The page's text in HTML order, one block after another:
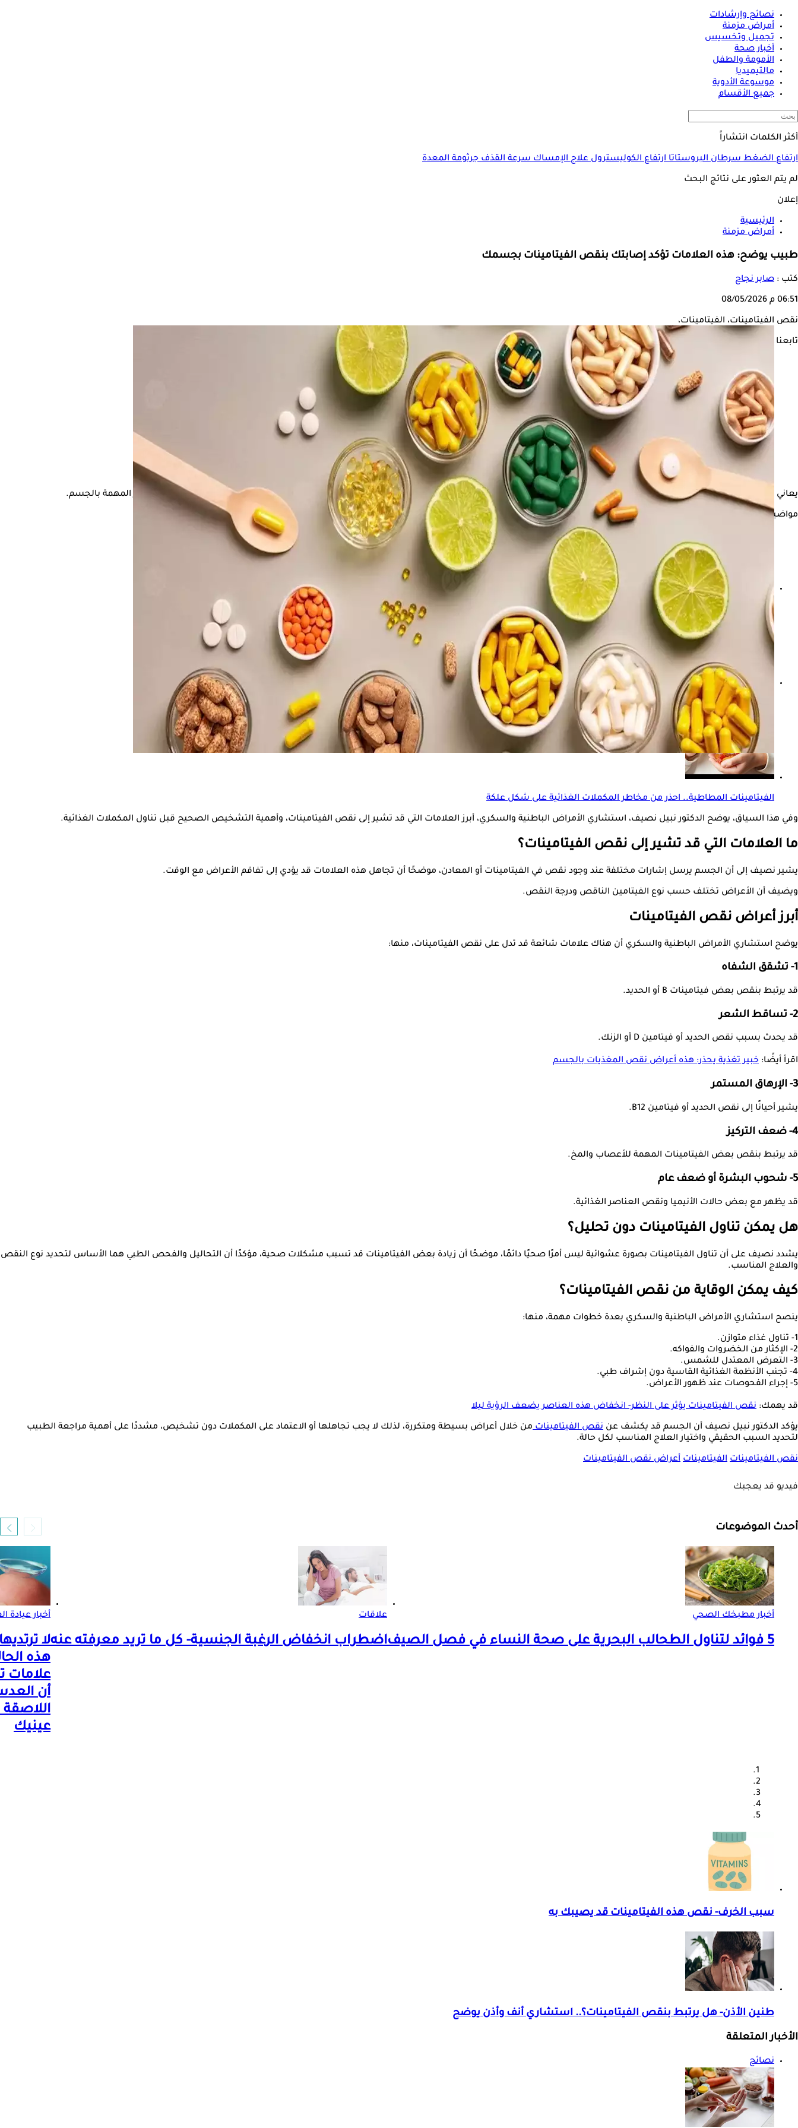
نصائح وإرشادات
أمراض مزمنة
تجميل وتخسيس
أخبار صحة
الأمومة والطفل
مالتيميديا
موسوعة الأدوية
جميع الأقسام
أكثر الكلمات انتشاراً
ارتفاع الضغطسرطان البروستاتاارتفاع الكوليسترولعلاج الإمساكسرعة القذفجرثومة المعدة
لم يتم العثور على نتائج البحث
إعلان
الرئيسية
أمراض مزمنة
طبيب يوضح: هذه العلامات تؤكد إصابتك بنقص الفيتامينات بجسمك
كتب : صابر نجاح
06:51 م 08/05/2026
نقص الفيتامينات، الفيتامينات،
تابعنا على
يعاني بعض الأشخاص من أعراض متكررة مثل الإرهاق وتساقط الشعر وضعف التركيز، دون الانتباه إلى أن هذه العلامات قد تكون مرتبطة بنقص بعض الفيتامينات والعناصر المهمة بالجسم.
مواضيع ذات صلة
ماذا يحدث لجسمك عند تناول جرعة زائدة من الفيتامينات؟
فيتامينات لعلاج الصداع النصفي- إليك أفضل الأصناف
الفيتامينات المطاطية.. احذر من مخاطر المكملات الغذائية على شكل علكة
وفي هذا السياق، يوضح الدكتور نبيل نصيف، استشاري الأمراض الباطنية والسكري، أبرز العلامات التي قد تشير إلى نقص الفيتامينات، وأهمية التشخيص الصحيح قبل تناول المكملات الغذائية.
ما العلامات التي قد تشير إلى نقص الفيتامينات؟
يشير نصيف إلى أن الجسم يرسل إشارات مختلفة عند وجود نقص في الفيتامينات أو المعادن، موضحًا أن تجاهل هذه العلامات قد يؤدي إلى تفاقم الأعراض مع الوقت.
ويضيف أن الأعراض تختلف حسب نوع الفيتامين الناقص ودرجة النقص.
أبرز أعراض نقص الفيتامينات
يوضح استشاري الأمراض الباطنية والسكري أن هناك علامات شائعة قد تدل على نقص الفيتامينات، منها:
1- تشقق الشفاه
قد يرتبط بنقص بعض فيتامينات B أو الحديد.
2- تساقط الشعر
قد يحدث بسبب نقص الحديد أو فيتامين D أو الزنك.
اقرأ أيضًا: خبير تغذية يحذر: هذه أعراض نقص المغذيات بالجسم
3- الإرهاق المستمر
يشير أحيانًا إلى نقص الحديد أو فيتامين B12.
4- ضعف التركيز
قد يرتبط بنقص بعض الفيتامينات المهمة للأعصاب والمخ.
5- شحوب البشرة أو ضعف عام
قد يظهر مع بعض حالات الأنيميا ونقص العناصر الغذائية.
هل يمكن تناول الفيتامينات دون تحليل؟
يشدد نصيف على أن تناول الفيتامينات بصورة عشوائية ليس أمرًا صحيًا دائمًا، موضحًا أن زيادة بعض الفيتامينات قد تسبب مشكلات صحية، مؤكدًا أن التحاليل والفحص الطبي هما الأساس لتحديد نوع النقص
والعلاج المناسب.
كيف يمكن الوقاية من نقص الفيتامينات؟
ينصح استشاري الأمراض الباطنية والسكري بعدة خطوات مهمة، منها:
1- تناول غذاء متوازن.
2- الإكثار من الخضروات والفواكه.
3- التعرض المعتدل للشمس.
4- تجنب الأنظمة الغذائية القاسية دون إشراف طبي.
5- إجراء الفحوصات عند ظهور الأعراض.
قد يهمك: نقص الفيتامينات يؤثر على النظر- انخفاض هذه العناصر يضعف الرؤية ليلا
يؤكد الدكتور نبيل نصيف أن الجسم قد يكشف عن نقص الفيتاميناتمن خلال أعراض بسيطة ومتكررة، لذلك لا يجب تجاهلها أو الاعتماد على المكملات دون تشخيص، مشددًا على أهمية مراجعة الطبيب
لتحديد السبب الحقيقي واختيار العلاج المناسب لكل حالة.
نقص الفيتامينات الفيتامينات أعراض نقص الفيتامينات
فيديو قد يعجبك
أحدث الموضوعات
أخبار مطبخك الصحي
5 فوائد لتناول الطحالب البحرية على صحة النساء في فصل الصيف
علاقات
اضطراب انخفاض الرغبة الجنسية- كل ما تريد معرفته عنه
أخبار عيادة
لا
هذه
أن
عينيك
سبب الخرف- نقص هذه الفيتامينات قد يصيبك به
طنين الأذن- هل يرتبط بنقص الفيتامينات؟.. استشاري أنف وأذن يوضح
الأخبار المتعلقة
نصائح